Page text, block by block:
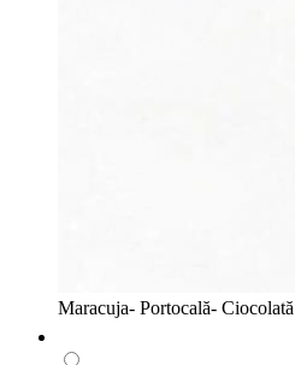
Maracuja- Portocală- Ciocolată